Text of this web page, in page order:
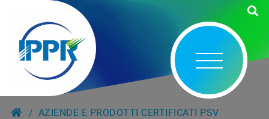
AZIENDE E PRODOTTI CERTIFICATI PSV